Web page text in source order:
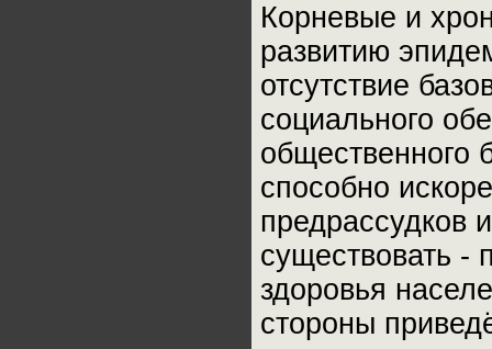
Корневые и
развитию
отсутствие
социального
общественного
способно
предрассудков
существовать -
здоровья
стороны